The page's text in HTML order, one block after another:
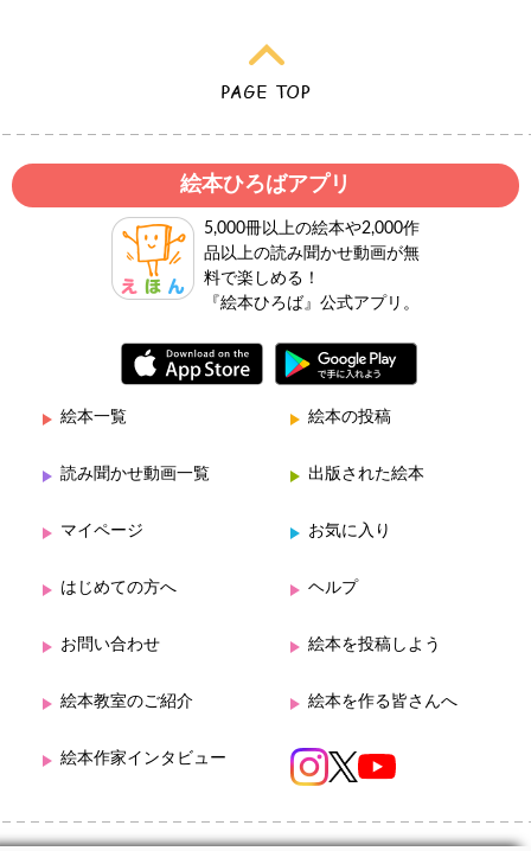
絵本ひろばアプリ
5,000冊以上の絵本や2,000作
品以上の読み聞かせ動画が無
料で楽しめる！
『絵本ひろば』公式アプリ。
絵本一覧 絵本の投稿
読み聞かせ動画一覧 出版された絵本
マイページ お気に入り
はじめての方へ ヘルプ
お問い合わせ 絵本を投稿しよう
絵本教室のご紹介 絵本を作る皆さんへ
絵本作家インタビュー